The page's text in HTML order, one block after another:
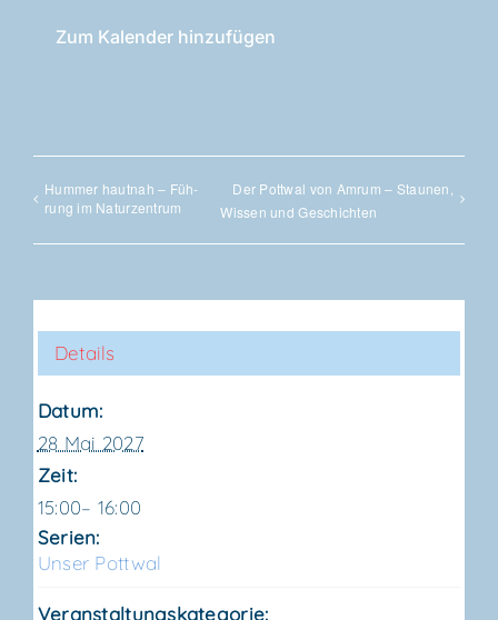
Zum Kalender hinzufügen
Hum­mer haut­nah – Füh­
rung im Naturzentrum
Der Pott­wal von Amrum – Stau­nen,
Wis­sen und Geschichten
Details
Datum:
28 Mai 2027
Zeit:
15:00– 16:00
Serien:
Unser Pott­wal
Veranstaltungskategorie: